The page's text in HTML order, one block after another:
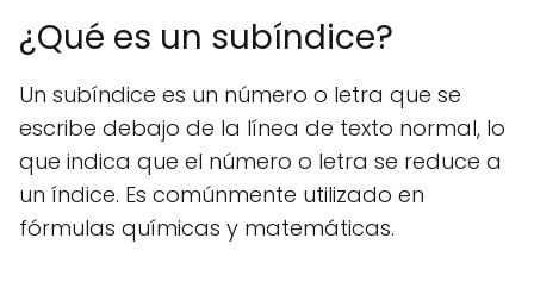
¿Qué es un subíndice?
Un subíndice es un número o letra que se
escribe debajo de la línea de texto normal, lo
que indica que el número o letra se reduce a
un índice. Es comúnmente utilizado en
fórmulas químicas y matemáticas.